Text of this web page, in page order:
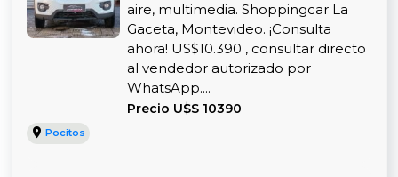
aire, multimedia. Shoppingcar La
Gaceta, Montevideo. ¡Consulta
ahora! US$10.390 , consultar directo
al vendedor autorizado por
WhatsApp....
Precio U$S 10390
Pocitos